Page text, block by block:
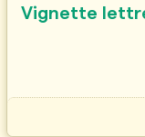
Vignette